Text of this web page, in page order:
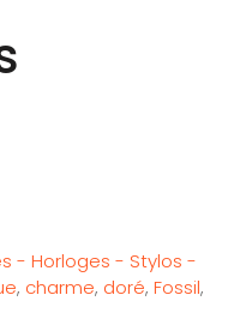
- Horloges - Stylos -
, charme, doré, Fossil,